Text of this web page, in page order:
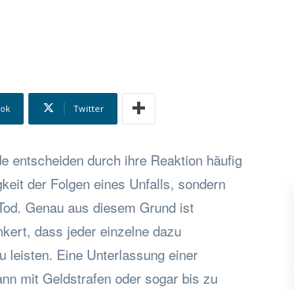
Twitter
entscheiden durch ihre Reaktion häufig
der Folgen eines Unfalls, sondern
Genau aus diesem Grund ist
dass jeder einzelne dazu
leisten. Eine Unterlassung einer
mit Geldstrafen oder sogar bis zu